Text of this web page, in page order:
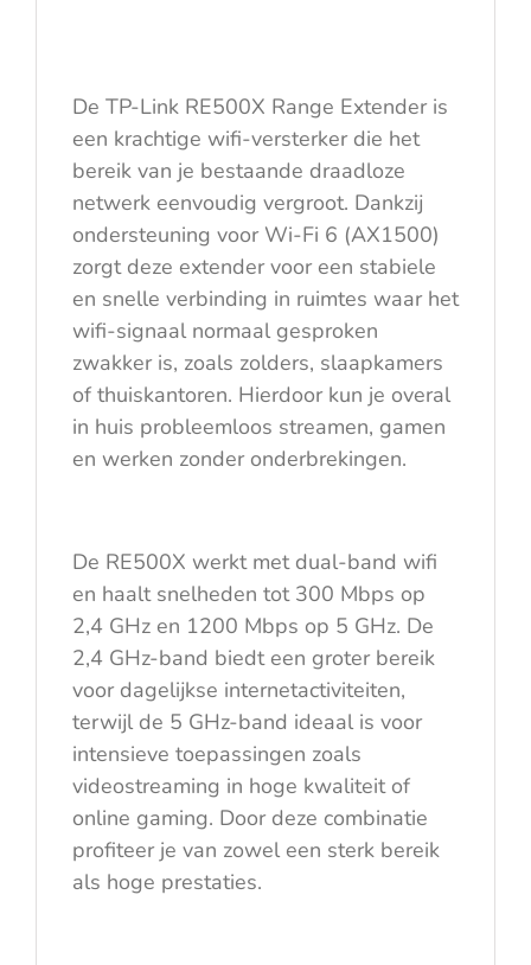
De TP-Link RE500X Range Extender is
een krachtige wifi-versterker die het
bereik van je bestaande draadloze
netwerk eenvoudig vergroot. Dankzij
ondersteuning voor Wi-Fi 6 (AX1500)
zorgt deze extender voor een stabiele
en snelle verbinding in ruimtes waar het
wifi-signaal normaal gesproken
zwakker is, zoals zolders, slaapkamers
of thuiskantoren. Hierdoor kun je overal
in huis probleemloos streamen, gamen
en werken zonder onderbrekingen.
De RE500X werkt met dual-band wifi
en haalt snelheden tot 300 Mbps op
2,4 GHz en 1200 Mbps op 5 GHz. De
2,4 GHz-band biedt een groter bereik
voor dagelijkse internetactiviteiten,
terwijl de 5 GHz-band ideaal is voor
intensieve toepassingen zoals
videostreaming in hoge kwaliteit of
online gaming. Door deze combinatie
profiteer je van zowel een sterk bereik
als hoge prestaties.